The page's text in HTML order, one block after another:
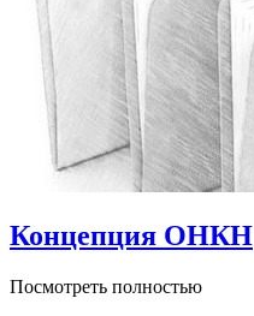
Концепция ОНКН
Посмотреть полностью